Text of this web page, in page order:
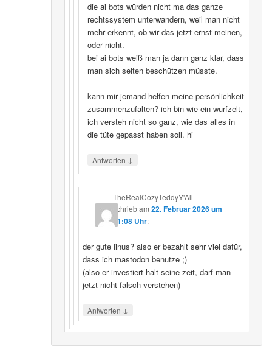
die ai bots würden nicht ma das ganze
rechtssystem unterwandern, weil man nicht
mehr erkennt, ob wir das jetzt ernst meinen,
oder nicht.
bei ai bots weiß man ja dann ganz klar, dass
man sich selten beschützen müsste.
kann mir jemand helfen meine persönlichkeit
zusammenzufalten? ich bin wie ein wurfzelt,
ich versteh nicht so ganz, wie das alles in
die tüte gepasst haben soll. hi
Antworten ↓
TheRealCozyTeddyY'All
schriebam22. Februar 2026 um
21:08 Uhr:
der gute linus? also er bezahlt sehr viel dafür,
dass ich mastodon benutze ;)
(also er investiert halt seine zeit, darf man
jetzt nicht falsch verstehen)
Antworten ↓